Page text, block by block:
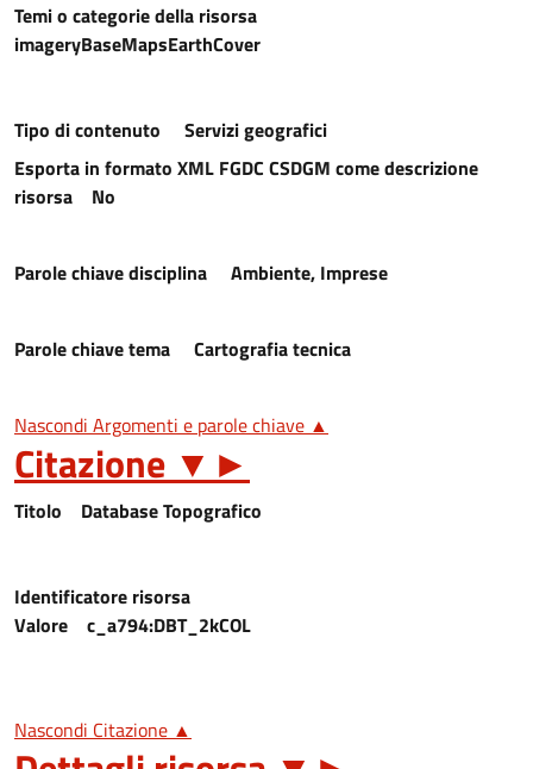
Temi o categorie della risorsa
imageryBaseMapsEarthCover
Tipo di contenuto Servizi geografici
Esporta in formato XML FGDC CSDGM come descrizione
risorsa No
Parole chiave disciplina Ambiente, Imprese
Parole chiave tema Cartografia tecnica
Nascondi Argomenti e parole chiave ▲
Citazione ▼ ►
Titolo Database Topografico
Identificatore risorsa
Valore c_a794:DBT_2kCOL
Nascondi Citazione ▲